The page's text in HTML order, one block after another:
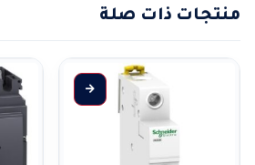
منتجات ذات صلة